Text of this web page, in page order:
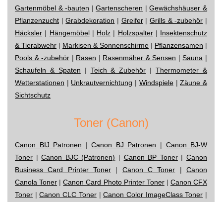
Gartenmöbel & -bauten |Gartenscheren |Gewächshäuser &
Pflanzenzucht |Grabdekoration | Greifer|Grills & -zubehör |
Häcksler | Hängemöbel| Holz | Holzspalter| Insektenschutz
& Tierabwehr | Markisen & Sonnenschirme | Pflanzensamen |
Pools & -zubehör | Rasen | Rasenmäher & Sensen |Sauna |
Schaufeln & Spaten | Teich & Zubehör |Thermometer &
Wetterstationen | Unkrautvernichtung | Windspiele|Zäune &
Sichtschutz
Toner (Canon)
Canon BIJ Patronen |Canon BJ Patronen | Canon BJ-W
Toner |Canon BJC (Patronen) | Canon BP Toner|Canon
Business Card Printer Toner | Canon C Toner |Canon
Canola Toner |Canon Card Photo Printer Toner| Canon CFX
Toner |Canon CLC Toner|Canon Color ImageClass Toner |